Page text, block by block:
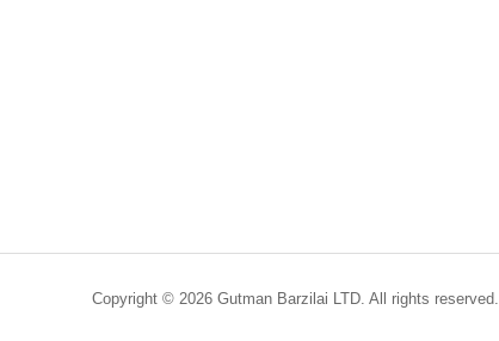
Copyright © 2026 Gutman Barzilai LTD. All rights reserved.